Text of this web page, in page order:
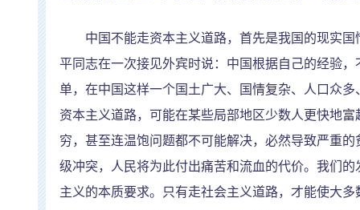
中国不能走资本主义道路，首先是我国的现实国
平同志在一次接见外宾时说：中国根据自己的经验
单，在中国这样一个国土广大、国情复杂、人口众
资本主义道路，可能在某些局部地区少数人更快地
穷，甚至连温饱问题都不可能解决，必然导致严重
级冲突，人民将为此付出痛苦和流血的代价。我们
主义的本质要求。只有走社会主义道路，才能使大